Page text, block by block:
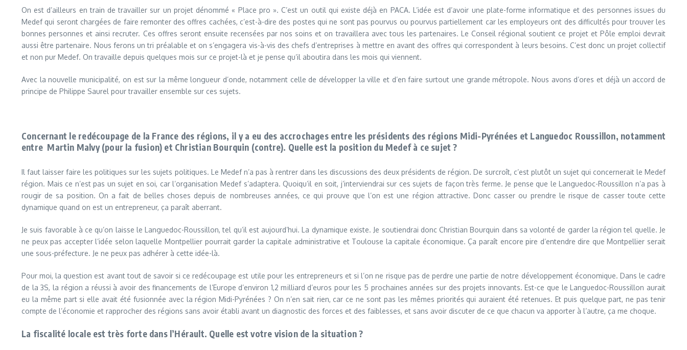
On est d’ailleurs en train de travailler sur un projet dénommé « Place pro ». C’est un outil qui existe déjà en PACA. L’idée est d’avoir une plate-forme informatique et des personnes issues du
Medef qui seront chargées de faire remonter des offres cachées, c’est-à-dire des postes qui ne sont pas pourvus ou pourvus partiellement car les employeurs ont des difficultés pour trouver les
bonnes personnes et ainsi recruter. Ces offres seront ensuite recensées par nos soins et on travaillera avec tous les partenaires. Le Conseil régional soutient ce projet et Pôle emploi devrait
aussi être partenaire. Nous ferons un tri préalable et on s’engagera vis-à-vis des chefs d’entreprises à mettre en avant des offres qui correspondent à leurs besoins. C’est donc un projet collectif
et non pur Medef. On travaille depuis quelques mois sur ce projet-là et je pense qu’il aboutira dans les mois qui viennent.
Avec la nouvelle municipalité, on est sur la même longueur d’onde, notamment celle de développer la ville et d’en faire surtout une grande métropole. Nous avons d’ores et déjà un accord de
principe de Philippe Saurel pour travailler ensemble sur ces sujets.
Concernant le redécoupage de la France des régions, il y a eu des accrochages entre les présidents des régions Midi-Pyrénées et Languedoc Roussillon, notamment
entre Martin Malvy (pour la fusion) et Christian Bourquin (contre). Quelle est la position du Medefà ce sujet ?
Il faut laisser faire les politiques sur les sujets politiques. Le Medef n’a pas à rentrer dans les discussions des deux présidents de région. De surcroît, c’est plutôt un sujet qui concernerait le Medef
région. Mais ce n’est pas un sujet en soi, car l’organisation Medef s’adaptera. Quoiqu’il en soit, j’interviendrai sur ces sujets de façon très ferme. Je pense que le Languedoc-Roussillon n’a pas à
rougir de sa position. On a fait de belles choses depuis de nombreuses années, ce qui prouve que l’on est une région attractive. Donc casser ou prendre le risque de casser toute cette
dynamique quand on est un entrepreneur, ça paraît aberrant.
Je suis favorable à ce qu’on laisse le Languedoc-Roussillon, tel qu’il est aujourd’hui. La dynamique existe. Je soutiendrai donc Christian Bourquin dans sa volonté de garder la région tel quelle. Je
ne peux pas accepter l’idée selon laquelle Montpellier pourrait garder la capitale administrative et Toulouse la capitale économique. Ça paraît encore pire d’entendre dire que Montpellier serait
une sous-préfecture. Je ne peux pas adhérer à cette idée-là.
Pour moi, la question est avant tout de savoir si ce redécoupage est utile pour les entrepreneurs et si l’on ne risque pas de perdre une partie de notre développement économique. Dans le cadre
de la 3S, la région a réussi à avoir des financements de l’Europe d’environ 1,2 milliard d’euros pour les 5 prochaines années sur des projets innovants. Est-ce que le Languedoc-Roussillon aurait
eu la même part si elle avait été fusionnée avec la région Midi-Pyrénées ? On n’en sait rien, car ce ne sont pas les mêmes priorités qui auraient été retenues. Et puis quelque part, ne pas tenir
compte de l’économie et rapprocher des régions sans avoir établi avant un diagnostic des forces et des faiblesses, et sans avoir discuter de ce que chacun va apporter à l’autre, ça me choque.
La fiscalité locale est très forte dans l’Hérault. Quelle est votre vision de la situation ?